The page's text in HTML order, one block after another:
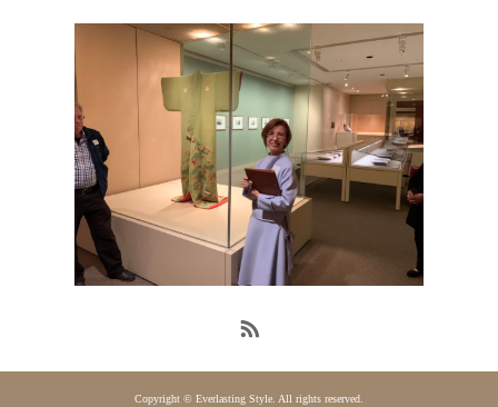
Copyright © Everlasting Style. All rights reserved.